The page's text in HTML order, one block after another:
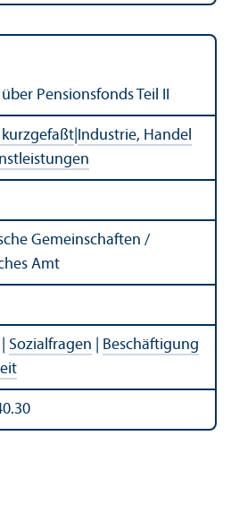
Pensionsfonds Teil II
Industrie, Handel
Gemeinschaften /
Amt
Sozialfragen
Beschäftigung